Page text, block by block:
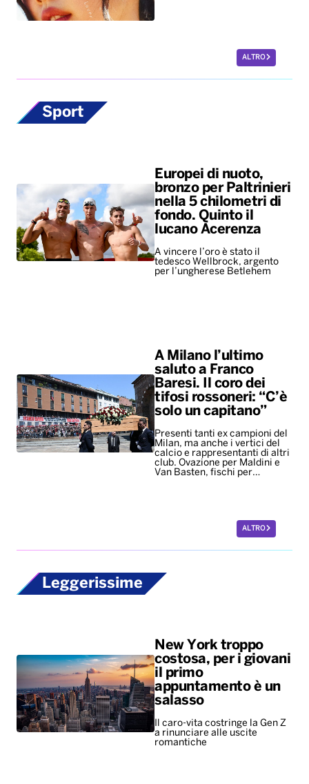
ALTRO
Sport
Europei di nuoto,
bronzo per Paltrinieri
nella 5 chilometri di
fondo. Quinto il
lucano Acerenza
A vincere l’oro è stato il
tedesco Wellbrock, argento
per l’ungherese Betlehem
A Milano l’ultimo
saluto a Franco
Baresi. Il coro dei
tifosi rossoneri: “C’è
solo un capitano”
Presenti tanti ex campioni del
Milan, ma anche i vertici del
calcio e rappresentanti di altri
club. Ovazione per Maldini e
Van Basten, fischi per…
ALTRO
Leggerissime
New York troppo
costosa, per i giovani
il primo
appuntamento è un
salasso
Il caro-vita costringe la Gen Z
a rinunciare alle uscite
romantiche